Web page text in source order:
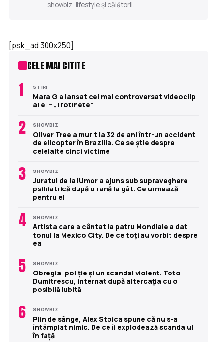
showbiz, lifestyle și călătorii.
[psk_ad 300x250]
CELE MAI CITITE
1 STIRI
Mara G a lansat cel mai controversat videoclip
al ei – „Trotinete”
2 SHOWBIZ
Oliver Tree a murit la 32 de ani într-un accident
de elicopter în Brazilia. Ce se știe despre
celelalte cinci victime
3 SHOWBIZ
Juratul de la iUmor a ajuns sub supraveghere
psihiatrică după o rană la gât. Ce urmează
pentru el
4 SHOWBIZ
Artista care a cântat la patru Mondiale a dat
tonul la Mexico City. De ce toți au vorbit despre
ea
5 SHOWBIZ
Obregia, poliție și un scandal violent. Toto
Dumitrescu, internat după altercația cu o
posibilă iubită
6 SHOWBIZ
Plin de sânge, Alex Stoica spune că nu s-a
întâmplat nimic. De ce îi explodează scandalul
în față